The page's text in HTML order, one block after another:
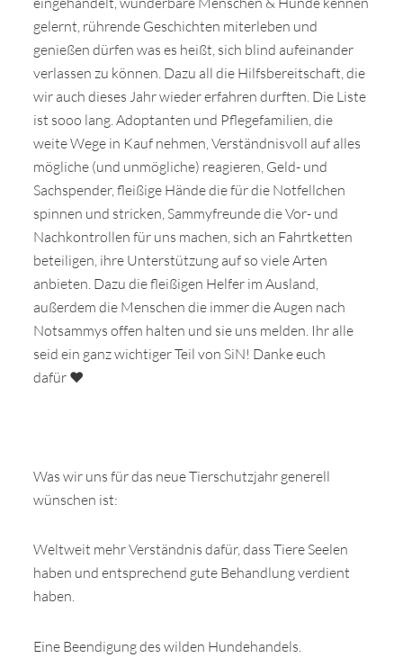
gelernt, rührende Geschichten miterleben und
genießen dürfen was es heißt, sich blind aufeinander
verlassen zu können. Dazu all die Hilfsbereitschaft, die
wir auch dieses Jahr wieder erfahren durften. Die Liste
ist sooo lang. Adoptanten und Pflegefamilien, die
weite Wege in Kauf nehmen, Verständnisvoll auf alles
mögliche (und unmögliche) reagieren, Geld- und
Sachspender, fleißige Hände die für die Notfellchen
spinnen und stricken, Sammyfreunde die Vor- und
Nachkontrollen für uns machen, sich an Fahrtketten
beteiligen, ihre Unterstützung auf so viele Arten
anbieten. Dazu die fleißigen Helfer im Ausland,
außerdem die Menschen die immer die Augen nach
Notsammys offen halten und sie uns melden. Ihr alle
seid ein ganz wichtiger Teil von SiN! Danke euch
dafür ♥
Was wir uns für das neue Tierschutzjahr generell
wünschen ist:
Weltweit mehr Verständnis dafür, dass Tiere Seelen
haben und entsprechend gute Behandlung verdient
haben.
Eine Beendigung des wilden Hundehandels.